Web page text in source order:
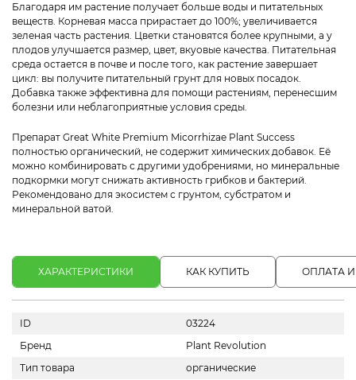
Благодаря им растение получает больше воды и питательных
веществ. Корневая масса прирастает до 100%; увеличивается
зеленая часть растения. Цветки становятся более крупными, а у
плодов улучшается размер, цвет, вкуовые качества. Питательная
среда остается в почве и после того, как растение завершает
цикл: вы получите питательный грунт для новых посадок.
Добавка также эффективна для помощи растениям, перенесшим
болезни или неблагоприятные условия среды.
Препарат Great White Premium Micorrhizae Plant Success
полностью органический, не содержит химических добавок. Её
можно комбинировать с другими удобрениями, но минеральные
подкормки могут снижать активность грибков и бактерий.
Рекомендовано для экосистем с грунтом, субстратом и
минеральной ватой.
ХАРАКТЕРИСТИКИ КАК КУПИТЬ ОПЛАТА
ID
03224
Бренд
Plant Revolution
Тип товара
органические